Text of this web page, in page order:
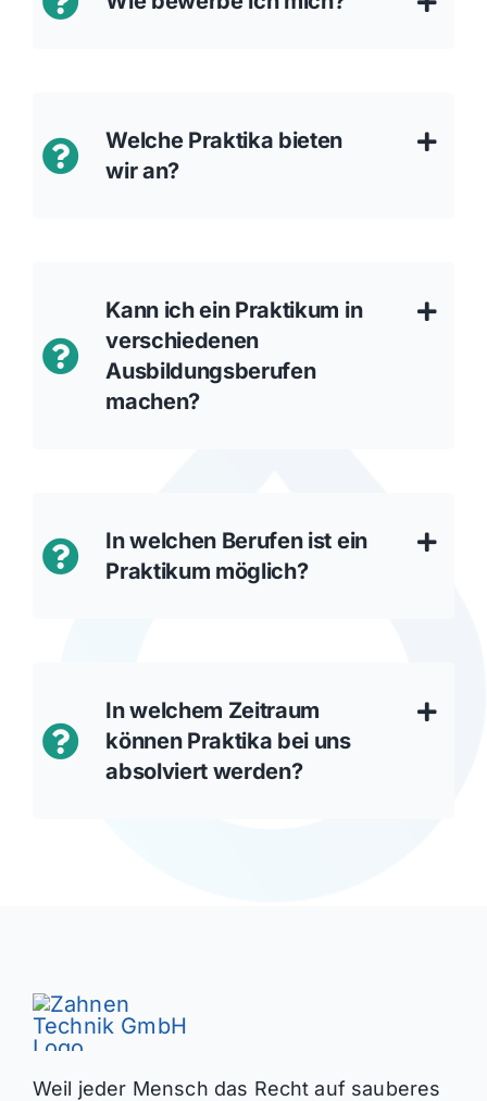
Welche Praktika bieten
wir an?
Kann ich ein Praktikum in
verschiedenen
Ausbildungsberufen
machen?
In welchen Berufen ist ein
Praktikum möglich?
In welchem Zeitraum
können Praktika bei uns
absolviert werden?
Weil jeder Mensch das Recht auf sauberes